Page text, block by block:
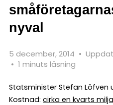
nyval
5 december, 2014 •
• 1 minuts läsning
Statsminister Stefan Löfven
Kostnad: cirka en kvarts